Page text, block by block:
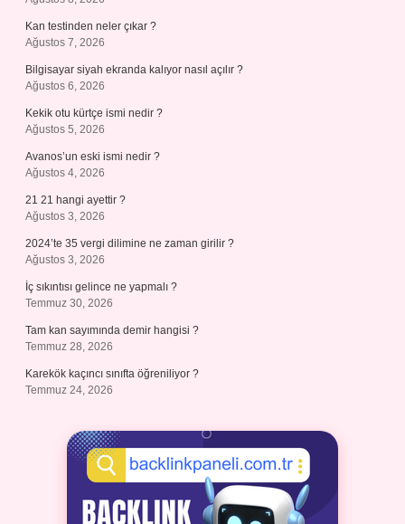
Kan testinden neler çıkar ?
Ağustos 7, 2026
Bilgisayar siyah ekranda kalıyor nasıl açılır ?
Ağustos 6, 2026
Kekik otu kürtçe ismi nedir ?
Ağustos 5, 2026
Avanos’un eski ismi nedir ?
Ağustos 4, 2026
21 21 hangi ayettir ?
Ağustos 3, 2026
2024’te 35 vergi dilimine ne zaman girilir ?
Ağustos 3, 2026
İç sıkıntısı gelince ne yapmalı ?
Temmuz 30, 2026
Tam kan sayımında demir hangisi ?
Temmuz 28, 2026
Karekök kaçıncı sınıfta öğreniliyor ?
Temmuz 24, 2026